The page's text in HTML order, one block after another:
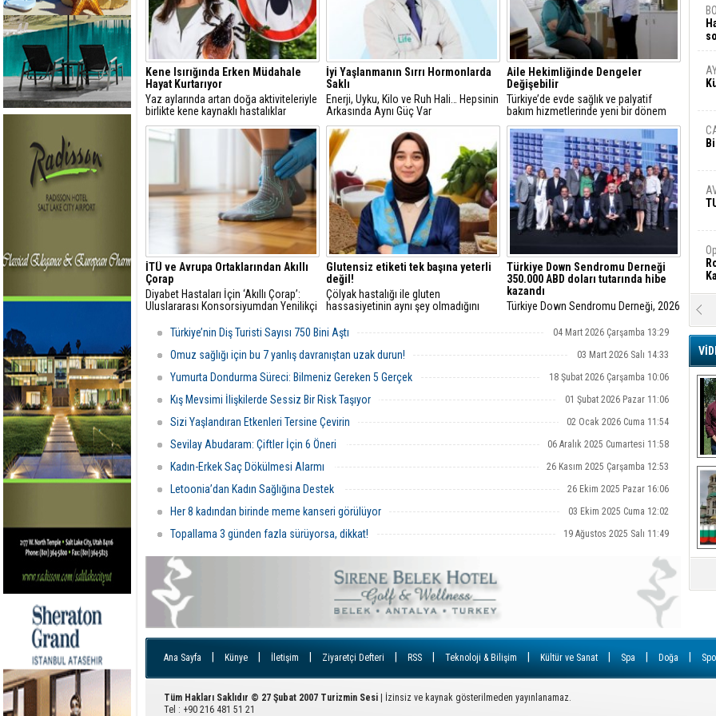
Kene Isırığında Erken Müdahale
Hayat Kurtarıyor
Yaz aylarında artan doğa aktiviteleriyle
birlikte kene kaynaklı hastalıklar
yeniden gündemde
İyi Yaşlanmanın Sırrı Hormonlarda
Saklı
Enerji, Uyku, Kilo ve Ruh Hali… Hepsinin
Arkasında Aynı Güç Var
Aile Hekimliğinde Dengeler
Değişebilir
Türkiye’de evde sağlık ve palyatif
bakım hizmetlerinde yeni bir dönem
başladı
İTÜ ve Avrupa Ortaklarından Akıllı
Çorap
Diyabet Hastaları İçin ‘Akıllı Çorap’:
Uluslararası Konsorsiyumdan Yenilikçi
Glutensiz etiketi tek başına yeterli
değil!
Çölyak hastalığı ile gluten
hassasiyetinin aynı şey olmadığını
Çolak Çetinkaya, glutensiz diyete
başlamadan önce mutlaka çölyak
taraması yapılması gerektiğini söyledi
Türkiye Down Sendromu Derneği
350.000 ABD doları tutarında hibe
kazandı
Türkiye Down Sendromu Derneği, 2026
Programı kapsamında desteklenen
kuruluşlar arasında yer alarak 350.000
ABD doları tutarında hibe almaya hak
Türkiye’nin Diş Turisti Sayısı 750 Bini Aştı 04 Mart 2026 Çarşamba 13:29
Omuz sağlığı için bu 7 yanlış davranıştan uzak durun! 03 Mart 2026 Salı 14:33
Yumurta Dondurma Süreci: Bilmeniz Gereken 5 Gerçek 18 Şubat 2026 Çarşamba 10:06
Kış Mevsimi İlişkilerde Sessiz Bir Risk Taşıyor 01 Şubat 2026 Pazar 11:06
Sizi Yaşlandıran Etkenleri Tersine Çevirin 02 Ocak 2026 Cuma 11:54
Sevilay Abudaram: Çiftler İçin 6 Öneri 06 Aralık 2025 Cumartesi 11:58
Kadın-Erkek Saç Dökülmesi Alarmı 26 Kasım 2025 Çarşamba 12:53
Letoonia’dan Kadın Sağlığına Destek 26 Ekim 2025 Pazar 16:06
Her 8 kadından birinde meme kanseri görülüyor 03 Ekim 2025 Cuma 12:02
Topallama 3 günden fazla sürüyorsa, dikkat! 19 Ağustos 2025 Salı 11:49
Ana Sayfa Künye İletişim Ziyaretçi Defteri RSS Teknoloji & Bilişim Kültür ve Sanat Spa Doğa
Tüm Hakları Saklıdır © 27 Şubat 2007 Turizmin Sesi | İzinsiz ve kaynak gösterilmeden yayınlanamaz.
Tel : +90 216 481 51 21